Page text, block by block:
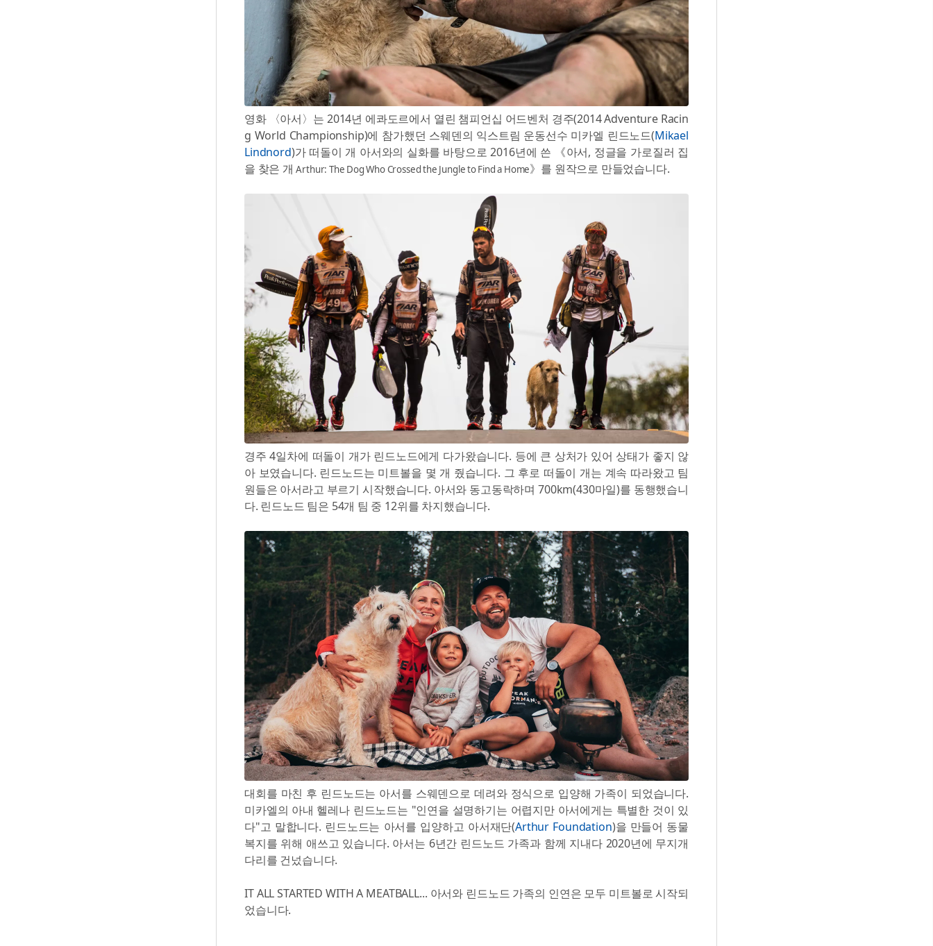
영화 〈아서〉는 2014년 에콰도르에서 열린 챔피언십 어드벤처 경주(2014 Adventure Racin
g World Championship)에 참가했던 스웨덴의 익스트림 운동선수 미카엘 린드노드(Mikael
Lindnord)가 떠돌이 개 아서와의 실화를 바탕으로 2016년에 쓴 《아서, 정글을 가로질러 집
을 찾은 개Arthur: The Dog Who Crossed the Jungle to Find a Home》를 원작으로 만들었습니다.
경주 4일차에 떠돌이 개가 린드노드에게 다가왔습니다. 등에 큰 상처가 있어 상태가 좋지 않
아 보였습니다. 린드노드는 미트볼을 몇 개 줬습니다. 그 후로 떠돌이 개는 계속 따라왔고 팀
원들은 아서라고 부르기 시작했습니다. 아서와 동고동락하며 700km(430마일)를 동행했습니
다. 린드노드 팀은 54개 팀 중 12위를 차지했습니다.
대회를 마친 후 린드노드는 아서를 스웨덴으로 데려와 정식으로 입양해 가족이 되었습니다.
미카엘의 아내 헬레나 린드노드는 "인연을 설명하기는 어렵지만 아서에게는 특별한 것이 있
다"고 말합니다. 린드노드는 아서를 입양하고 아서재단(Arthur Foundation)을 만들어 동물
복지를 위해 애쓰고 있습니다. 아서는 6년간 린드노드 가족과 함께 지내다 2020년에 무지개
다리를 건넜습니다.
IT ALL STARTED WITH A MEATBALL... 아서와 린드노드 가족의 인연은 모두 미트볼로 시작되
었습니다.